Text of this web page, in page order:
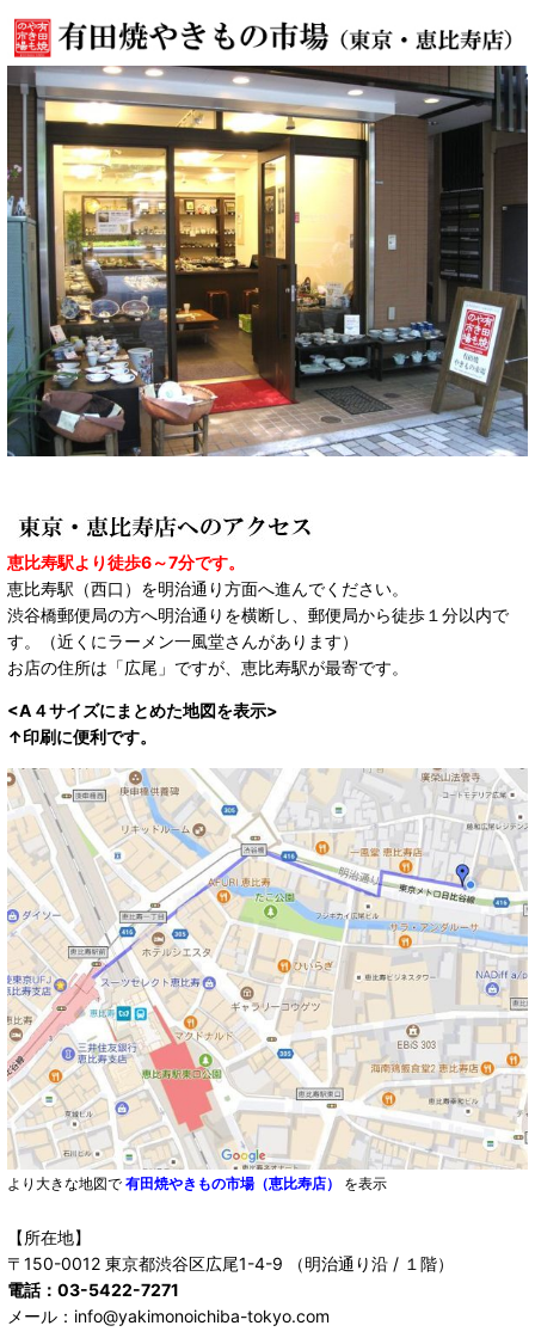
恵比寿駅より徒歩6～7分です。
恵比寿駅（西口）を明治通り方面へ進んでください。
渋谷橋郵便局の方へ明治通りを横断し、郵便局から徒歩１分以内で
す。（近くにラーメン一風堂さんがあります）
お店の住所は「広尾」ですが、恵比寿駅が最寄です。
<A４サイズにまとめた地図を表示>
↑印刷に便利です。
より大きな地図で 有田焼やきもの市場（恵比寿店） を表示
【所在地】
〒150-0012 東京都渋谷区広尾1-4-9 （明治通り沿 / １階）
電話：03-5422-7271
メール：info@yakimonoichiba-tokyo.com